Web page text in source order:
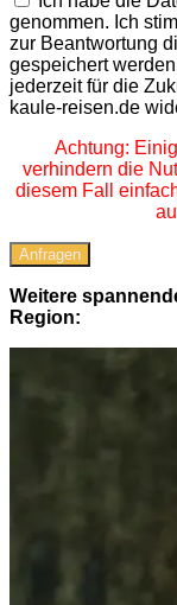
genommen. Ich
zur Beantwortung
gespeichert
jederzeit für die
kaule-reisen.de
Achtung:
verhindern die
diesem Fall
Anfragen
Weitere
Region: